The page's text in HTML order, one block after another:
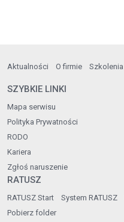
Aktualności O firmie Szkolenia
SZYBKIE LINKI
Mapa serwisu
Polityka Prywatności
RODO
Kariera
Zgłoś naruszenie
RATUSZ
RATUSZ Start System RATUSZ
Pobierz folder